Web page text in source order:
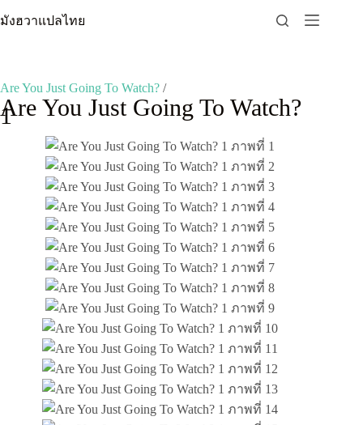
to
มังฮวาแปลไทย
Are You Just Going To Watch? /
Are You Just Going To Watch?
1